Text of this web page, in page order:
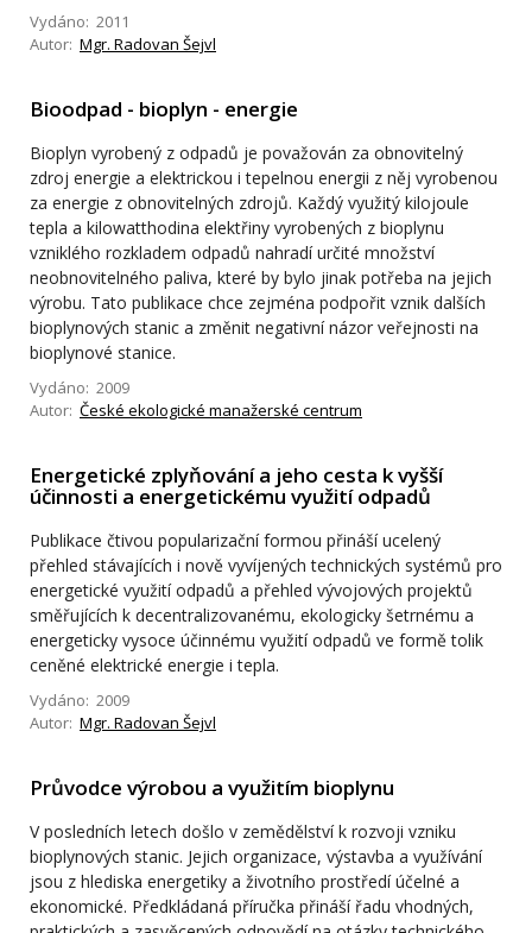
Vydáno: 2011
Autor: Mgr. Radovan Šejvl
Bioodpad - bioplyn - energie
Bioplyn vyrobený z odpadů je považován za obnovitelný
zdroj energie a elektrickou i tepelnou energii z něj vyrobenou
za energie z obnovitelných zdrojů. Každý využitý kilojoule
tepla a kilowatthodina elektřiny vyrobených z bioplynu
vzniklého rozkladem odpadů nahradí určité množství
neobnovitelného paliva, které by bylo jinak potřeba na jejich
výrobu. Tato publikace chce zejména podpořit vznik dalších
bioplynových stanic a změnit negativní názor veřejnosti na
bioplynové stanice.
Vydáno: 2009
Autor: České ekologické manažerské centrum
Energetické zplyňování a jeho cesta k vyšší
účinnosti a energetickému využití odpadů
Publikace čtivou popularizační formou přináší ucelený
přehled stávajících i nově vyvíjených technických systémů pro
energetické využití odpadů a přehled vývojových projektů
směřujících k decentralizovanému, ekologicky šetrnému a
energeticky vysoce účinnému využití odpadů ve formě tolik
ceněné elektrické energie i tepla.
Vydáno: 2009
Autor: Mgr. Radovan Šejvl
Průvodce výrobou a využitím bioplynu
V posledních letech došlo v zemědělství k rozvoji vzniku
bioplynových stanic. Jejich organizace, výstavba a využívání
jsou z hlediska energetiky a životního prostředí účelné a
ekonomické. Předkládaná příručka přináší řadu vhodných,